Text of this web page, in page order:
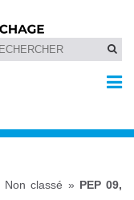
Non classé » PEP 09,